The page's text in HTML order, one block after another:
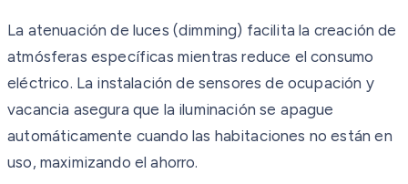
La atenuación de luces (dimming) facilita la creación de
atmósferas específicas mientras reduce el consumo
eléctrico. La instalación de sensores de ocupación y
vacancia asegura que la iluminación se apague
automáticamente cuando las habitaciones no están en
uso, maximizando el ahorro.